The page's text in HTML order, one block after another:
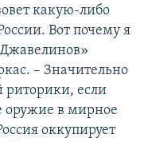
какую-либо
Вот почему я
– Значительно
риторики, если
оружие в мирное
оккупирует